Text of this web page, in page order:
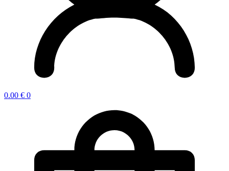
0.00 € 0